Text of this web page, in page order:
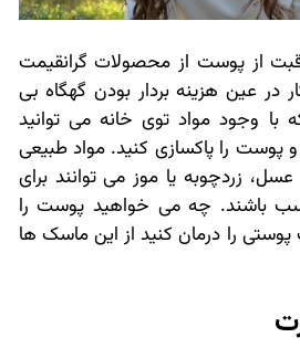
از پوست از محصولات گرانقیمت
در عین هزینه بردار بودن گهگاه بی
وجود مواد توی خانه می توانید
را پاکسازی کنید. مواد طبیعی
عسل، زردچوبه یا موز می توانند برای
باشند. چه می خواهید پوست را
را درمان کنید از این ماسک ها